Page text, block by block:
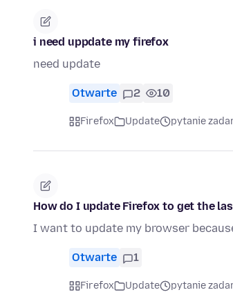
i need uppdate my firefox
need update
Otwarte 2 10
Firefox Update pytanie
How do I update Firefox to get the
I want to update my browser
Otwarte 1
Firefox Update pytanie